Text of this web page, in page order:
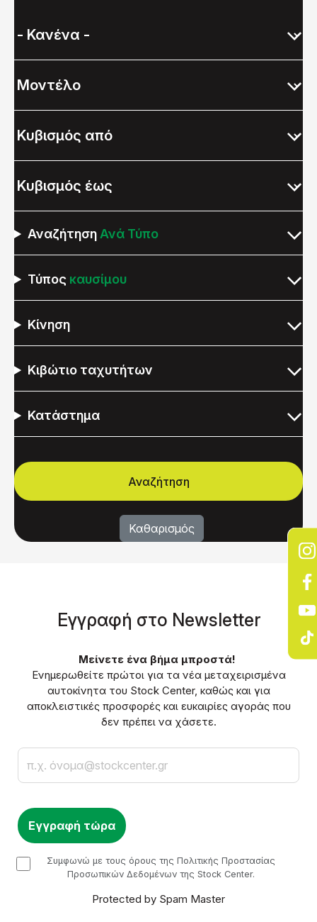
Αναζήτηση Ανά Τύπο
Τύπος καυσίμου
Κίνηση
Κιβώτιο ταχυτήτων
Κατάστημα
Eγγραφή στο Νewsletter
Μείνετε ένα βήμα μπροστά!
Ενημερωθείτε πρώτοι για τα νέα μεταχειρισμένα
αυτοκίνητα του Stock Center, καθώς και για
αποκλειστικές προσφορές και ευκαιρίες αγοράς που
δεν πρέπει να χάσετε.
checkbox
Συμφωνώ με τους όρους της Πολιτικής Προστασίας
Προσωπικών Δεδομένων της Stock Center.
Protected by Spam Master